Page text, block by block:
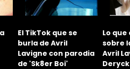
se
parodia
Lo que olvidamos
sobre la relación de
Avril Lavigne con
Deryck Whibley